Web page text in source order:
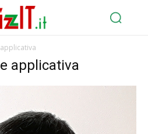
applicativa